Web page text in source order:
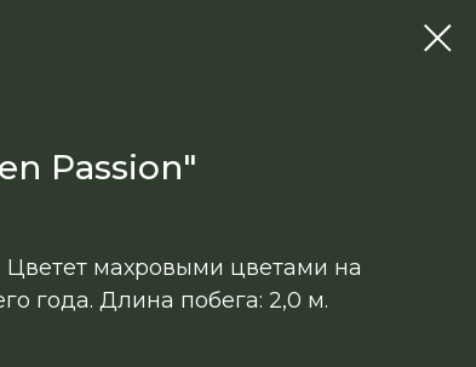
Passion"
Цветет махровыми цветами на
года. Длина побега: 2,0 м.